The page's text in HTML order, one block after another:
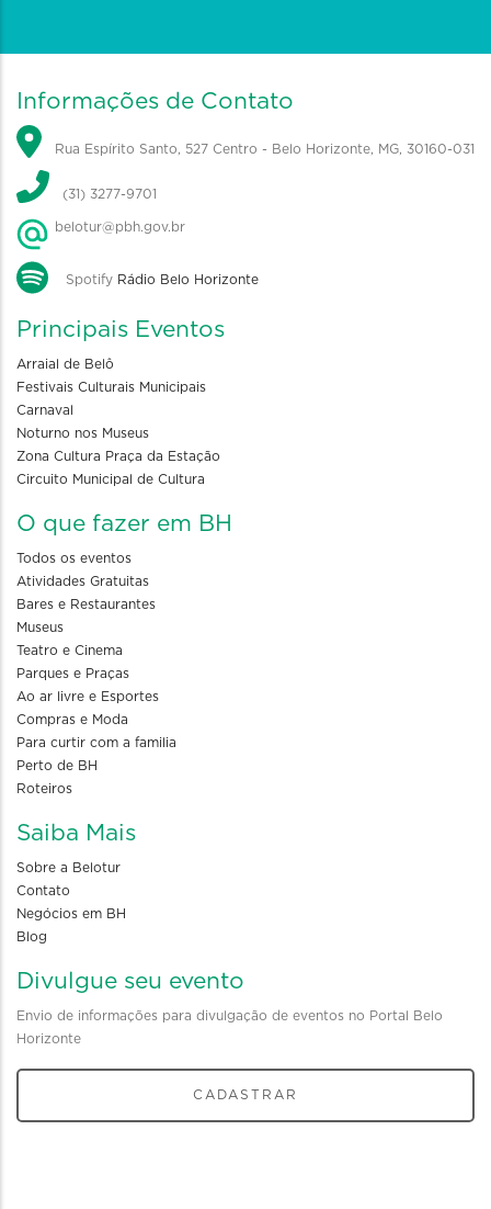
Informações de Contato
Rua Espírito Santo, 527 Centro - Belo Horizonte, MG, 30160-031
(31) 3277-9701
belotur@pbh.gov.br
Spotify Rádio Belo Horizonte
Principais Eventos
Arraial de Belô
Festivais Culturais Municipais
Carnaval
Noturno nos Museus
Zona Cultura Praça da Estação
Circuito Municipal de Cultura
O que fazer em BH
Todos os eventos
Atividades Gratuitas
Bares e Restaurantes
Museus
Teatro e Cinema
Parques e Praças
Ao ar livre e Esportes
Compras e Moda
Para curtir com a familia
Perto de BH
Roteiros
Saiba Mais
Sobre a Belotur
Contato
Negócios em BH
Blog
Divulgue seu evento
Envio de informações para divulgação de eventos no Portal Belo
Horizonte
CADASTRAR